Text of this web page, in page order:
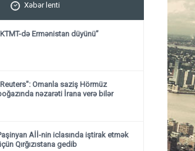
Xəbər lenti
də Ermənistan düyünü”
Omanla saziş Hörmüz
nəzarəti İrana verə bilər
Aİİ-nin iclasında iştirak etmək
Qırğızıstana gedib